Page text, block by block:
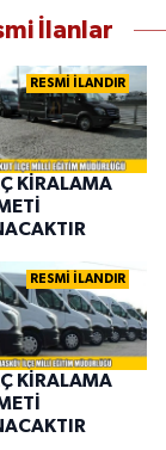
İlanlar
RESMİ İLANDIR
KİRALAMA
RESMİ İLANDIR
KİRALAMA